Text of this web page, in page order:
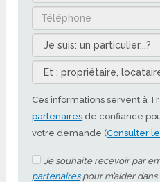
Ces informations servent à
partenaires de confiance
votre demande (Consulter
Je souhaite recevoir par
partenairespour m’aider